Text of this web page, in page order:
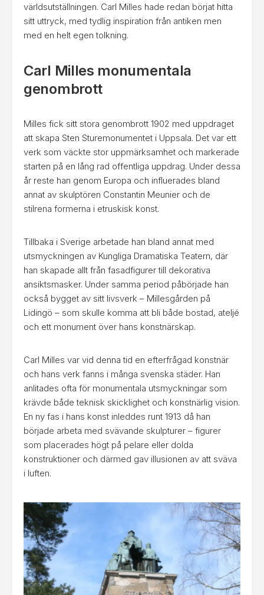
världsutställningen. Carl Milles hade redan börjat hitta
sitt uttryck, med tydlig inspiration från antiken men
med en helt egen tolkning.
Carl Milles monumentala
genombrott
Milles fick sitt stora genombrott 1902 med uppdraget
att skapa Sten Sturemonumentet i Uppsala. Det var ett
verk som väckte stor uppmärksamhet och markerade
starten på en lång rad offentliga uppdrag. Under dessa
år reste han genom Europa och influerades bland
annat av skulptören Constantin Meunier och de
stilrena formerna i etruskisk konst.
Tillbaka i Sverige arbetade han bland annat med
utsmyckningen av Kungliga Dramatiska Teatern, där
han skapade allt från fasadfigurer till dekorativa
ansiktsmasker. Under samma period påbörjade han
också bygget av sitt livsverk – Millesgården på
Lidingö – som skulle komma att bli både bostad, ateljé
och ett monument över hans konstnärskap.
Carl Milles var vid denna tid en efterfrågad konstnär
och hans verk fanns i många svenska städer. Han
anlitades ofta för monumentala utsmyckningar som
krävde både teknisk skicklighet och konstnärlig vision.
En ny fas i hans konst inleddes runt 1913 då han
började arbeta med svävande skulpturer – figurer
som placerades högt på pelare eller dolda
konstruktioner och därmed gav illusionen av att sväva
i luften.